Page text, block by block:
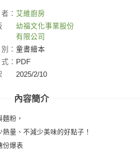
者： 艾維廚房
幼福文化事業股份
有限公司
別： 童書繪本
式： PDF
2025/2/10
內容簡介
粉，
量、不減少美味的好點子！
份爆表